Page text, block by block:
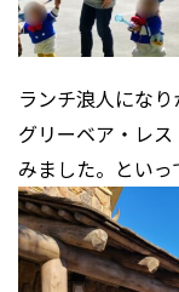
ランチ浪人にな
グリーベア・レ
みました。といっ